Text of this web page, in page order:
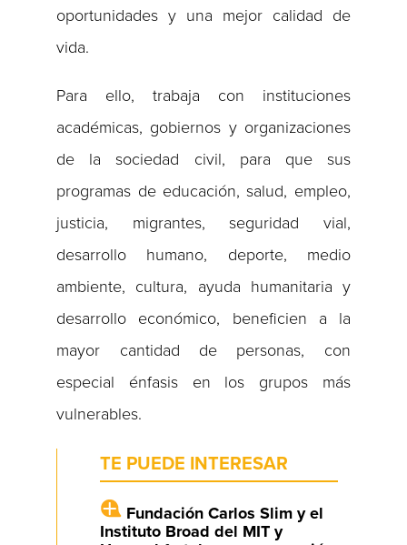
oportunidades y una mejor calidad de
vida.
Para ello, trabaja con instituciones
académicas, gobiernos y organizaciones
de la sociedad civil, para que sus
programas de educación, salud, empleo,
justicia, migrantes, seguridad vial,
desarrollo humano, deporte, medio
ambiente, cultura, ayuda humanitaria y
desarrollo económico, beneficien a la
mayor cantidad de personas, con
especial énfasis en los grupos más
vulnerables.
TE PUEDE INTERESAR
Fundación Carlos Slim y el
Instituto Broad del MIT y